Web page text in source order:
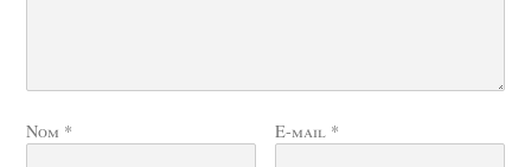
Nom * E-mail *